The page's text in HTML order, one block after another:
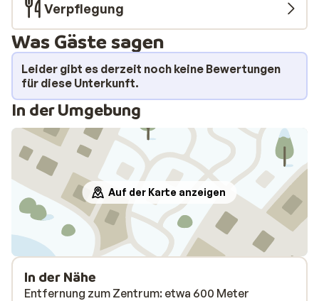
Verpflegung
Was Gäste sagen
Leider gibt es derzeit noch keine Bewertungen
für diese Unterkunft.
In der Umgebung
Auf der Karte anzeigen
In der Nähe
Entfernung zum Zentrum: etwa 600 Meter